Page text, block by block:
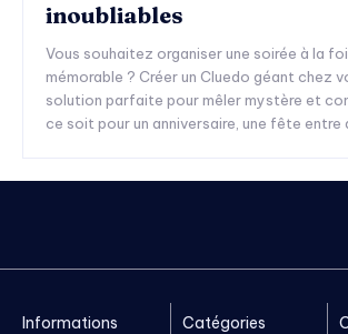
inoubliables
Vous souhaitez organiser une soirée à la
mémorable ? Créer un Cluedo géant chez
solution parfaite pour mêler mystère et
ce soit pour un anniversaire, une fête entre
Informations Catégories